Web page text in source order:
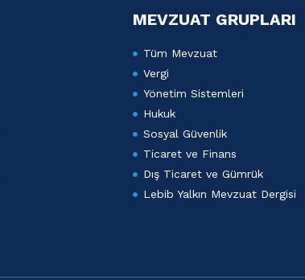
MEVZUAT GRUPLARI
Tüm Mevzuat
Vergi
Yönetim Sistemleri
Hukuk
Sosyal Güvenlik
Ticaret ve Finans
Dış Ticaret ve Gümrük
Lebib Yalkın Mevzuat Dergisi